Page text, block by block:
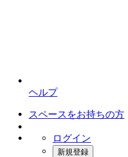
ヘルプ
スペースをお持ちの方
ログイン
新規登録